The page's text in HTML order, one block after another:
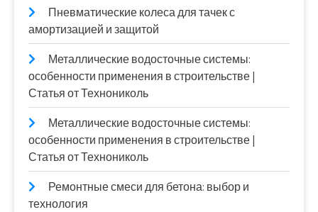
Пневматические колеса для тачек с
амортизацией и защитой
Металлические водосточные системы:
особенности применения в строительстве |
Статья от Технониколь
Металлические водосточные системы:
особенности применения в строительстве |
Статья от Технониколь
Ремонтные смеси для бетона: выбор и
технология